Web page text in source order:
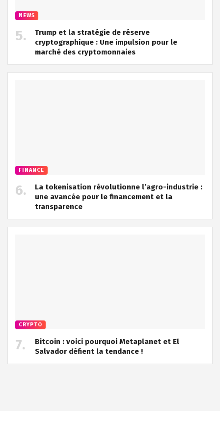
NEWS
Trump et la stratégie de réserve
cryptographique : Une impulsion pour le
marché des cryptomonnaies
FINANCE
La tokenisation révolutionne l’agro-industrie :
une avancée pour le financement et la
transparence
CRYPTO
Bitcoin : voici pourquoi Metaplanet et El
Salvador défient la tendance !